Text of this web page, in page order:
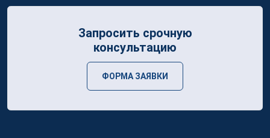
Запросить срочную
консультацию
ФОРМА ЗАЯВКИ